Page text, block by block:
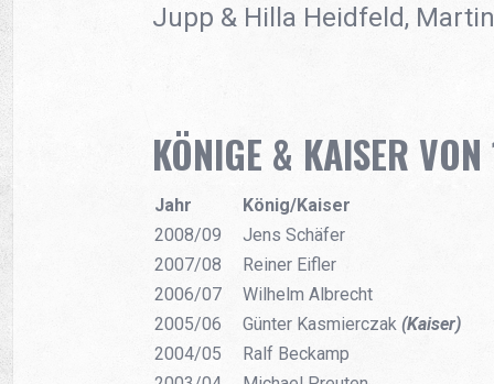
Jupp & Hilla Heidfeld,
KÖNIGE & KAISER
Jahr
König/Kaiser
2008/09
Jens Schäfer
2007/08
Reiner Eifler
2006/07
Wilhelm Albrecht
2005/06
Günter Kasmierczak (Kaiser)
2004/05
Ralf Beckamp